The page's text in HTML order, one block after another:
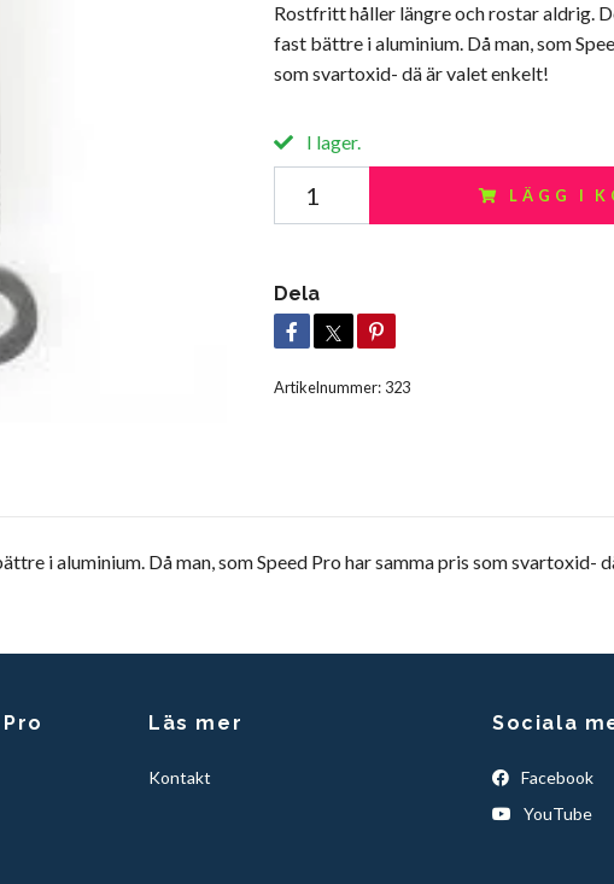
Rostfritt håller längre och rostar aldrig.
fast bättre i aluminium. Då man, som
som svartoxid- dä är valet enkelt!
I lager.
LÄGG I
Dela
Artikelnummer: 323
i aluminium. Då man, som Speed Pro har samma pris som svartoxid-
Läs mer
Kontakt
Sociala
Facebook
YouTube